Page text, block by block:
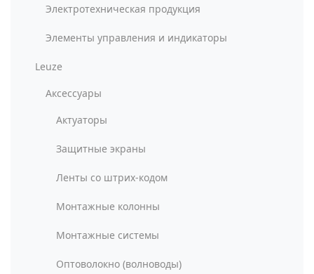
Электротехническая продукция
Элементы управления и индикаторы
Leuze
Аксессуары
Актуаторы
Защитные экраны
Ленты со штрих-кодом
Монтажные колонны
Монтажные системы
Оптоволокно (волноводы)